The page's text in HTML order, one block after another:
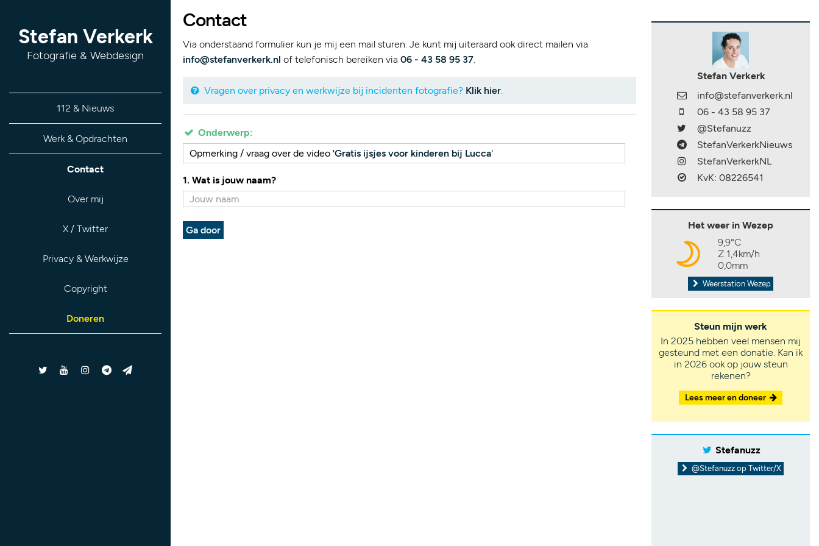
Stefan Verkerk
Fotografie & Webdesign
112 & Nieuws
Werk & Opdrachten
Contact
Over mij
X / Twitter
Privacy & Werkwijze
Copyright
Doneren
Contact
Via onderstaand formulier kun je mij een mail sturen. Je kunt mij uiteraard ook direct mailen via
info@stefanverkerk.nl of telefonisch bereiken via 06 - 43 58 95 37.
Vragen over privacy en werkwijze bij incidenten fotografie? Klik hier.
Onderwerp:
Opmerking / vraag over de video 'Gratis ijsjes voor kinderen bij Lucca'
1. Wat is jouw naam?
Ga door
Stefan Verkerk
info@stefanverkerk.nl
06 - 43 58 95 37
@Stefanuzz
StefanVerkerkNieuws
StefanVerkerkNL
KvK: 08226541
Het weer in Wezep
9,9°C
Z 1,4km/h
0,0mm
Weerstation Wezep
Steun mijn werk
In 2025 hebben veel mensen mij
gesteund met een donatie. Kan ik
in 2026 ook op jouw steun
rekenen?
Lees meer en doneer
Stefanuzz
@Stefanuzz op Twitter/X